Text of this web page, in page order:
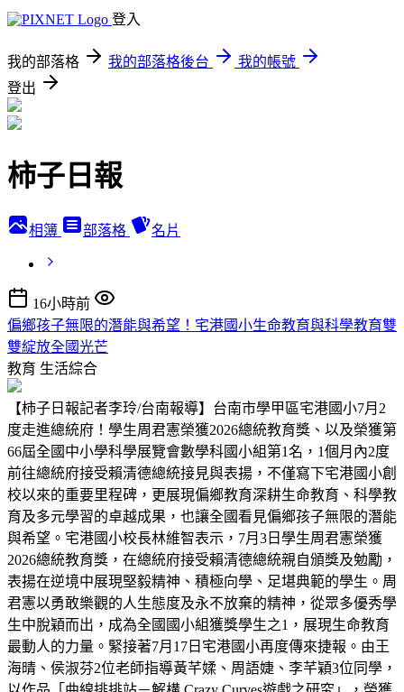
登入
我的部落格 我的部落格後台
我的帳號
登出
柿子日報
相簿 部落格 名片
16小時前
偏鄉孩子無限的潛能與希望！宅港國小生命教育與科學教育雙
雙綻放全國光芒
教育 生活綜合
【柿子日報記者李玲/台南報導】台南市學甲區宅港國小7月2
度走進總統府！學生周君憲榮獲2026總統教育獎、以及榮獲第
66屆全國中小學科學展覽會數學科國小組第1名，1個月內2度
前往總統府接受賴清德總統接見與表揚，不僅寫下宅港國小創
校以來的重要里程碑，更展現偏鄉教育深耕生命教育、科學教
育及多元學習的卓越成果，也讓全國看見偏鄉孩子無限的潛能
與希望。宅港國小校長林維智表示，7月3日學生周君憲榮獲
2026總統教育獎，在總統府接受賴清德總統親自頒獎及勉勵，
表揚在逆境中展現堅毅精神、積極向學、足堪典範的學生。周
君憲以勇敢樂觀的人生態度及永不放棄的精神，從眾多優秀學
生中脫穎而出，成為全國國小組獲獎學生之1，展現生命教育
最動人的力量。緊接著7月17日宅港國小再度傳來捷報。由王
海晴、侯淑芬2位老師指導黃芊媃、周語婕、李芊穎3位同學，